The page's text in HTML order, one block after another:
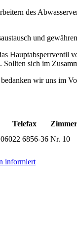
des
und
Sollten sich im
wir uns im
Telefax Zimmer
06022 6856-36 Nr. 10
informiert